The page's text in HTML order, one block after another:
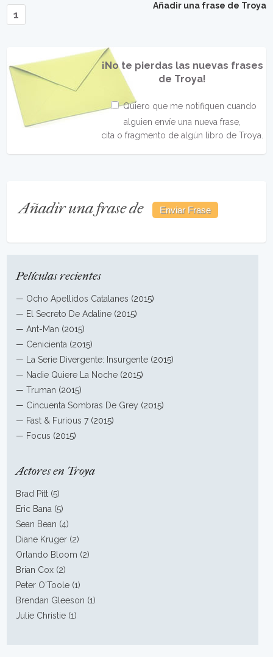
Añadir una frase de Troya
1
¡No te pierdas las nuevas frases
de Troya!
Quiero que me notifiquen cuando
alguien envíe una nueva frase,
cita o fragmento de algún libro de Troya.
Añadir una frase de
Películas recientes
— Ocho Apellidos Catalanes (2015)
— El Secreto De Adaline (2015)
—Ant-Man (2015)
— Cenicienta (2015)
—
La Serie Divergente: Insurgente (2015)
— Nadie Quiere La Noche (2015)
—Truman (2015)
— Cincuenta Sombras De Grey (2015)
— Fast & Furious 7 (2015)
— Focus (2015)
Actores en Troya
Brad Pitt (5)
Eric Bana (5)
Sean Bean (4)
Diane Kruger (2)
Orlando Bloom (2)
Brian Cox (2)
Peter O'Toole (1)
Brendan Gleeson (1)
Julie Christie (1)